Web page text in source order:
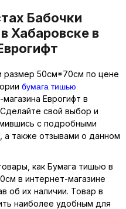
Бабочки
Хабаровске в
размер 50см*70см по цене
бумага тишью
Еврогифт в
свой выбор и
с подробными
а также отзывами о данном
как Бумага тишью в
в интернет-магазине
об их наличии. Товар в
наиболее удобным для